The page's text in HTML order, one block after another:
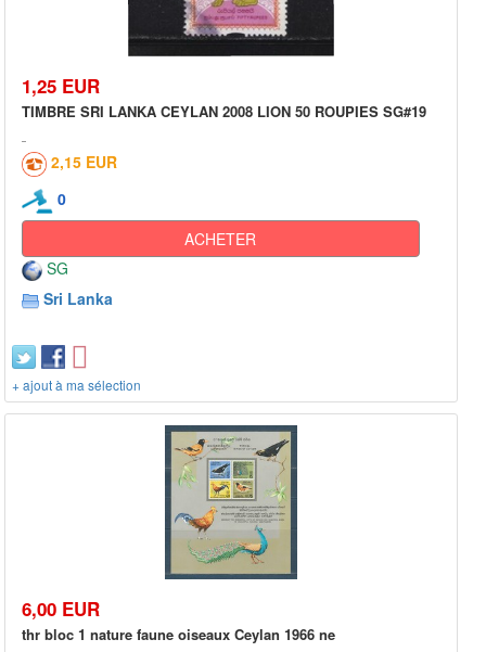
1,25 EUR
TIMBRE SRI LANKA CEYLAN 2008 LION 50 ROUPIES SG#19
2,15 EUR
0
ACHETER
SG
Sri Lanka
+ ajout à ma sélection
6,00 EUR
thr bloc 1 nature faune oiseaux Ceylan 1966 ne